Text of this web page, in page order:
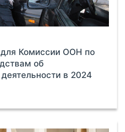
Комиссии ООН по
об
в 2024